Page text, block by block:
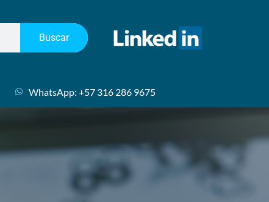
Buscar
WhatsApp: +57 316 286 9675